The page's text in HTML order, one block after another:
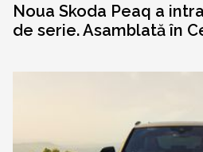
Noua Skoda Peaq a
de serie. Asamblată în